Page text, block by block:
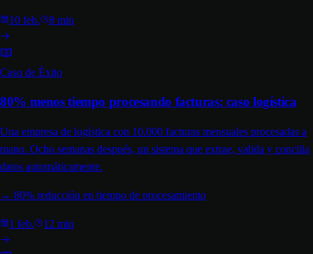
10 feb. 8 min
Caso de Éxito
80% menos tiempo procesando facturas: caso logística
Una empresa de logística con 10.000 facturas mensuales procesadas a
mano. Ocho semanas después, un sistema que extrae, valida y concilia
datos automáticamente.
→ 80% reducción en tiempo de procesamiento
1 feb. 12 min